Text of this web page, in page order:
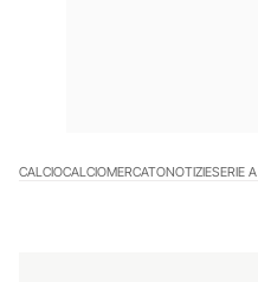
CALCIOCALCIOMERCATONOTIZIESERIE A